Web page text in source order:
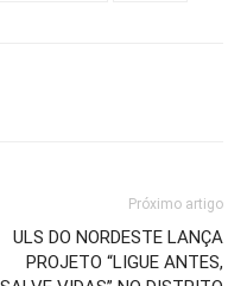
Próximo artigo
ULS DO NORDESTE LANÇA
PROJETO “LIGUE ANTES,